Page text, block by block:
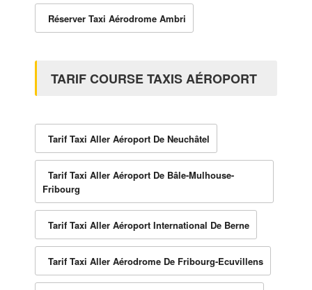
Réserver Taxi Aérodrome Ambri
TARIF COURSE TAXIS AÉROPORT
Tarif Taxi Aller Aéroport De Neuchâtel
Tarif Taxi Aller Aéroport De Bâle-Mulhouse-
Fribourg
Tarif Taxi Aller Aéroport International De Berne
Tarif Taxi Aller Aérodrome De Fribourg-Ecuvillens